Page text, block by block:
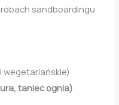
sandboardingu
wegetariańskie)
taniec ognia)